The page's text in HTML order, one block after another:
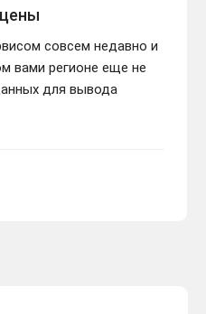
совсем недавно и
вами регионе еще не
для вывода